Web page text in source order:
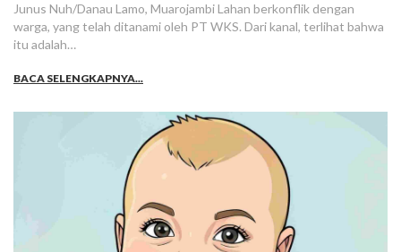
Junus Nuh/Danau Lamo, Muarojambi Lahan berkonflik dengan
warga, yang telah ditanami oleh PT WKS. Dari kanal, terlihat bahwa
itu adalah…
BACA SELENGKAPNYA...